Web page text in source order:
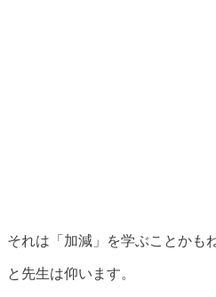
それは「加減」を学ぶことかも
と先生は仰います。